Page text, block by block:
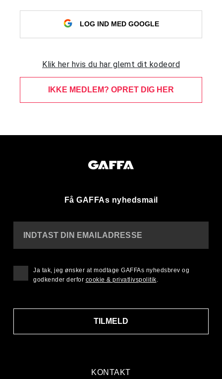
LOG IND MED GOOGLE
Klik her hvis du har glemt dit kodeord
IKKE MEDLEM? OPRET DIG HER
Få GAFFAs nyhedsmail
KONTAKT
INDTAST DIN EMAILADRESSE
TILMELD
Ja tak, jeg ønsker at modtage GAFFAs nyhedsbrev og
godkender derfor cookie & privatlivspolitik